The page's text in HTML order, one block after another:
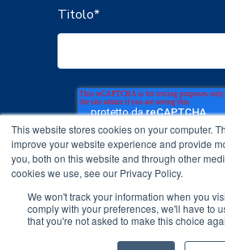
This website stores cookies on your computer.
improve your website experience and provide
you, both on this website and through other
cookies we use, see our Privacy Policy.
We won't track your information when you
comply with your preferences, we'll have to
that you're not asked to make this choice
Titolo*